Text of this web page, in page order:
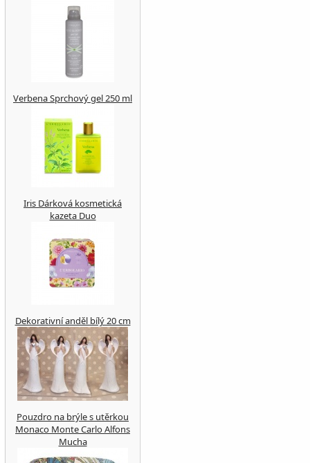
Verbena Sprchový gel 250 ml
Iris Dárková kosmetická
kazeta Duo
Dekorativní anděl bílý 20 cm
Pouzdro na brýle s utěrkou
Monaco Monte Carlo Alfons
Mucha